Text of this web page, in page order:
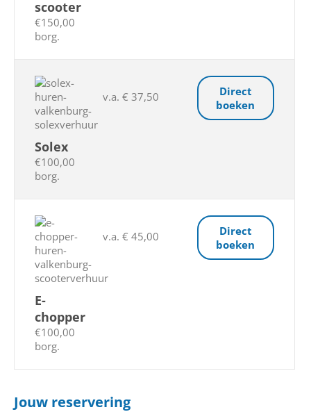
scooter
€150,00
borg.
Solex
€100,00
borg.
v.a. € 37,50
Direct
boeken
E-
chopper
€100,00
borg.
v.a. € 45,00
Direct
boeken
Jouw reservering